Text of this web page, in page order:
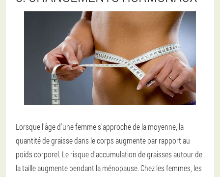
Lorsque l'âge d'une femme s'approche de la moyenne, la
quantité de graisse dans le corps augmente par rapport au
poids corporel. Le risque d'accumulation de graisses autour de
la taille augmente pendant la ménopause. Chez les femmes, les